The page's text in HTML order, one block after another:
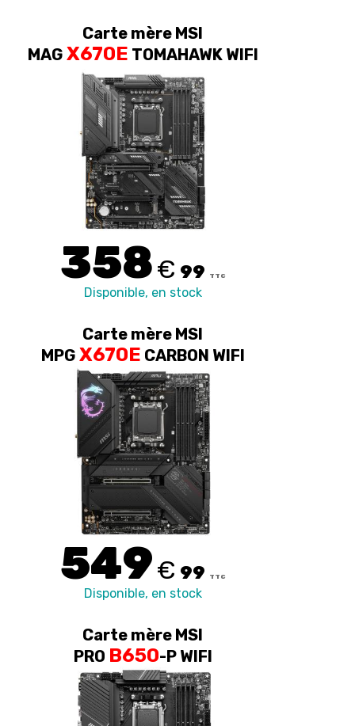
Carte mère MSI
MAG X670E TOMAHAWK WIFI
358€ 99 TTC
Disponible, en stock
Carte mère MSI
MPG X670E CARBON WIFI
549€ 99 TTC
Disponible, en stock
Carte mère MSI
PRO B650-P WIFI